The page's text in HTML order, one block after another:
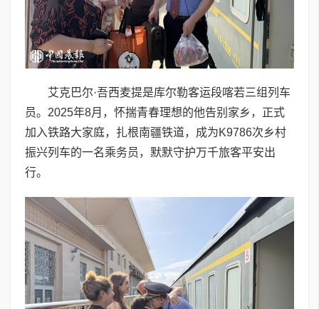
艾克巴尔·吾西麦提是库尔勒客运段喀若三组列车
员。2025年8月，怀揣青春理想的他告别家乡，正式
加入铁路大家庭，扎根南疆铁道，成为K9786次乡村
振兴列车的一名乘务员，默默守护万千旅客平安出
行。